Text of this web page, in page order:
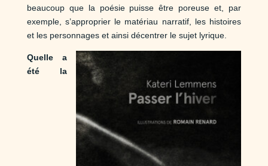
beaucoup que la poésie puisse être poreuse et, par
exemple, s’approprier le matériau narratif, les histoires
et les personnages et ainsi décentrer le sujet lyrique.
Quelle a
été la